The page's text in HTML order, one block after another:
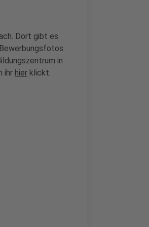
Dort gibt es
in
ihr hier klickt.